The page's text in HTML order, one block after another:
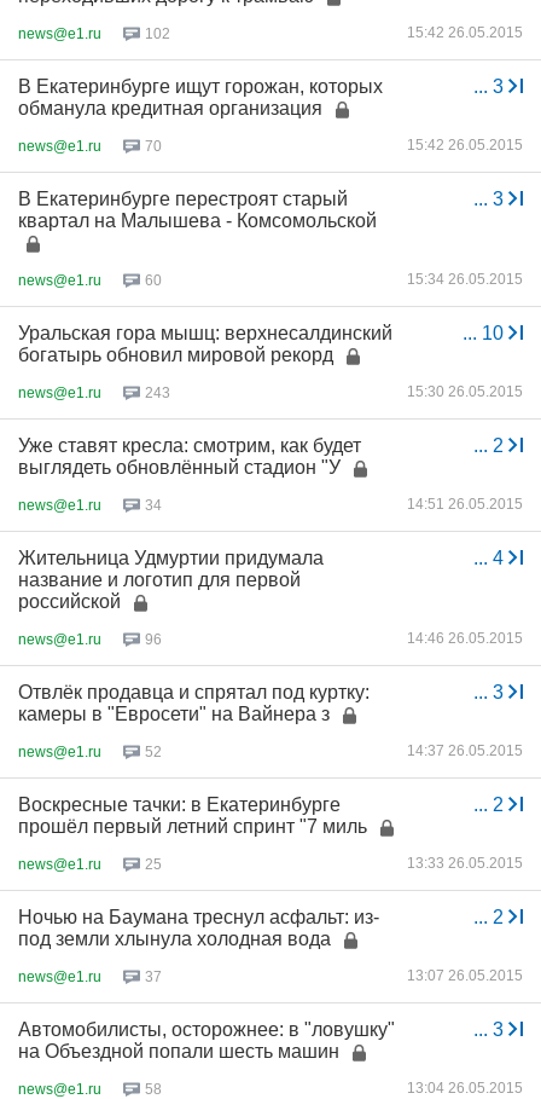
news@e1.ru 102 15:42 26.05.2015
... 3
В Екатеринбурге ищут горожан, которых
обманула кредитная организация
news@e1.ru 70 15:42 26.05.2015
... 3
В Екатеринбурге перестроят старый
квартал на Малышева - Комсомольской
news@e1.ru 60 15:34 26.05.2015
... 10
Уральская гора мышц: верхнесалдинский
богатырь обновил мировой рекорд
news@e1.ru 243 15:30 26.05.2015
... 2
Уже ставят кресла: смотрим, как будет
выглядеть обновлённый стадион "У
news@e1.ru 34 14:51 26.05.2015
... 4
Жительница Удмуртии придумала
название и логотип для первой
российской
news@e1.ru 96 14:46 26.05.2015
... 3
Отвлёк продавца и спрятал под куртку:
камеры в "Евросети" на Вайнера з
news@e1.ru 52 14:37 26.05.2015
... 2
Воскресные тачки: в Екатеринбурге
прошёл первый летний спринт "7 миль
news@e1.ru 25 13:33 26.05.2015
... 2
Ночью на Баумана треснул асфальт: из-
под земли хлынула холодная вода
news@e1.ru 37 13:07 26.05.2015
... 3
Автомобилисты, осторожнее: в "ловушку"
на Объездной попали шесть машин
news@e1.ru 58 13:04 26.05.2015